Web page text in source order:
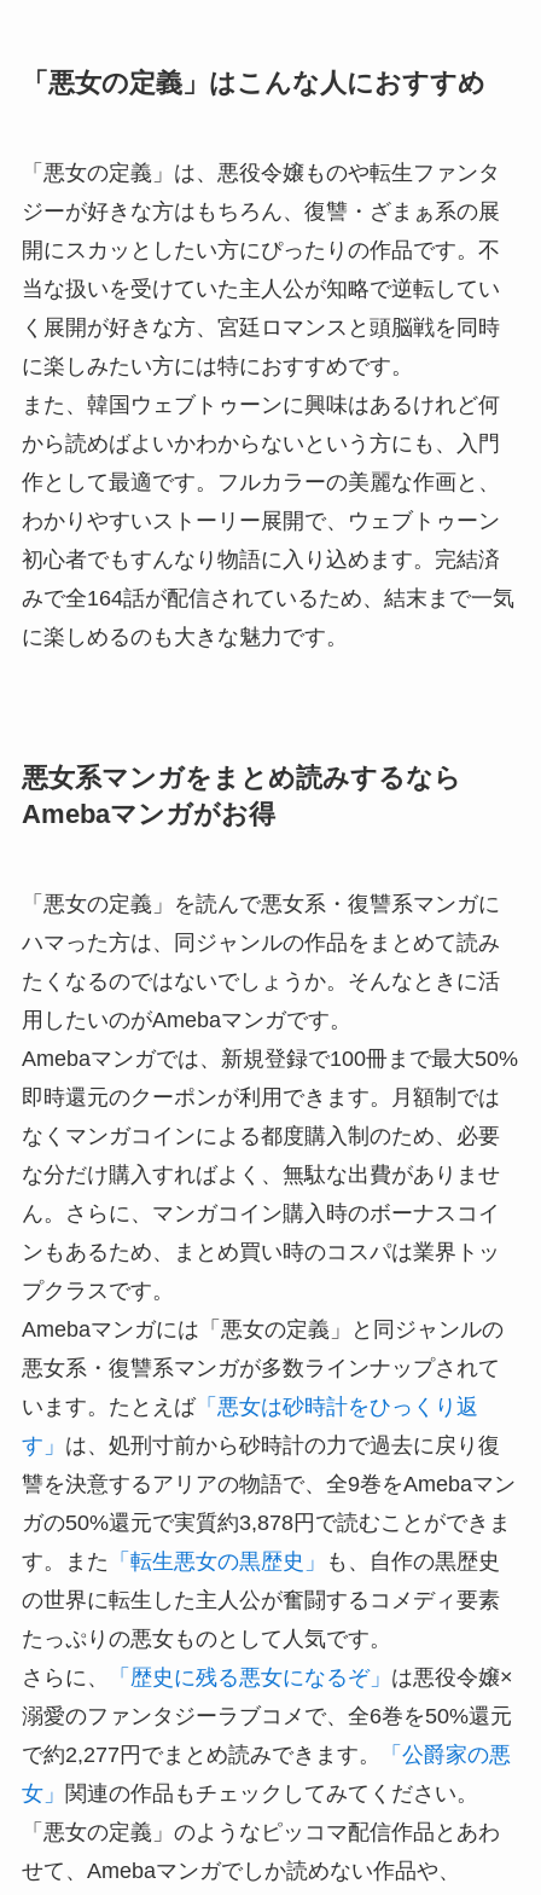
「悪女の定義」はこんな人におすすめ
「悪女の定義」は、悪役令嬢ものや転生ファンタ
ジーが好きな方はもちろん、復讐・ざまぁ系の展
開にスカッとしたい方にぴったりの作品です。不
当な扱いを受けていた主人公が知略で逆転してい
く展開が好きな方、宮廷ロマンスと頭脳戦を同時
に楽しみたい方には特におすすめです。
また、韓国ウェブトゥーンに興味はあるけれど何
から読めばよいかわからないという方にも、入門
作として最適です。フルカラーの美麗な作画と、
わかりやすいストーリー展開で、ウェブトゥーン
初心者でもすんなり物語に入り込めます。完結済
みで全164話が配信されているため、結末まで一気
に楽しめるのも大きな魅力です。
悪女系マンガをまとめ読みするなら
Amebaマンガがお得
「悪女の定義」を読んで悪女系・復讐系マンガに
ハマった方は、同ジャンルの作品をまとめて読み
たくなるのではないでしょうか。そんなときに活
用したいのがAmebaマンガです。
Amebaマンガでは、新規登録で100冊まで最大50%
即時還元のクーポンが利用できます。月額制では
なくマンガコインによる都度購入制のため、必要
な分だけ購入すればよく、無駄な出費がありませ
ん。さらに、マンガコイン購入時のボーナスコイ
ンもあるため、まとめ買い時のコスパは業界トッ
プクラスです。
Amebaマンガには「悪女の定義」と同ジャンルの
悪女系・復讐系マンガが多数ラインナップされて
います。たとえば「悪女は砂時計をひっくり返
す」 は、処刑寸前から砂時計の力で過去に戻り復
讐を決意するアリアの物語で、全9巻をAmebaマン
ガの50%還元で実質約3,878円で読むことができま
す。また 「転生悪女の黒歴史」
も、自作の黒歴史
の世界に転生した主人公が奮闘するコメディ要素
たっぷりの悪女ものとして人気です。
さらに、
「歴史に残る悪女になるぞ」 は悪役令嬢×
溺愛のファンタジーラブコメで、全6巻を50%還元
で約2,277円でまとめ読みできます。
「公爵家の悪
女」 関連の作品もチェックしてみてください。
「悪女の定義」のようなピッコマ配信作品とあわ
せて、Amebaマンガでしか読めない作品や、